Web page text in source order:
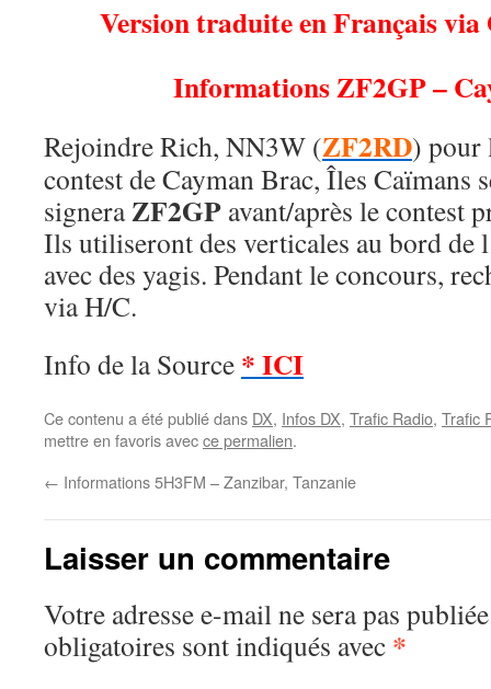
Version traduite en Français via
Informations ZF2GP –
Rejoindre Rich, NN3W (ZF2RD) pour
contest de Cayman Brac, Îles Caïmans
signeraZF2GP avant/après le contest
Ils utiliseront des verticales au bord de
avec des yagis. Pendant le concours,
via H/C.
Info de la Source * ICI
Ce contenu a été publié dans DX, Infos DX, Trafic Radio, Trafic
mettre en favoris avecce permalien.
← Informations 5H3FM – Zanzibar, Tanzanie
Laisser un commentaire
Votre adresse e-mail ne sera pas
obligatoires sont indiqués avec *